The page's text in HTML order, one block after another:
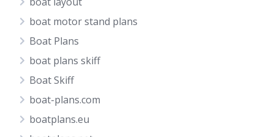
boat motor stand plans
Boat Plans
boat plans skiff
Boat Skiff
boat-plans.com
boatplans.eu